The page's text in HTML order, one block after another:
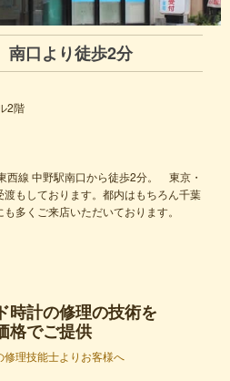
に2週間お時間をいただきます。
だいております。
い場合もございますのでご注意くださ
た分までが対象となります。
。
、水入り状態などは対象外となりま
殊料金となり該当しない場合がございま
んので予めご了承ください。
南口より徒歩2分
2階
西線 中野駅南口から徒歩2分。 東京・
もしております。都内はもちろん千葉
多くご来店いただいております。
時計の修理の技術を
格でご提供
修理技能士よりお客様へ